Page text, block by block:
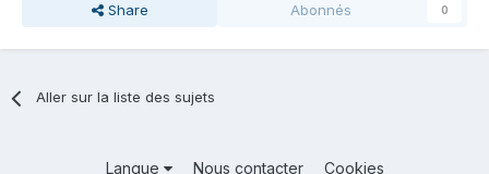
Share Abonnés 0
Aller sur la liste des sujets
Langue Nous contacter Cookies